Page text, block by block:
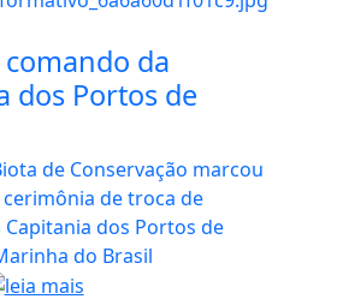
da
dos Portos de
de Conservação marcou
de troca de
dos Portos de
do Brasil